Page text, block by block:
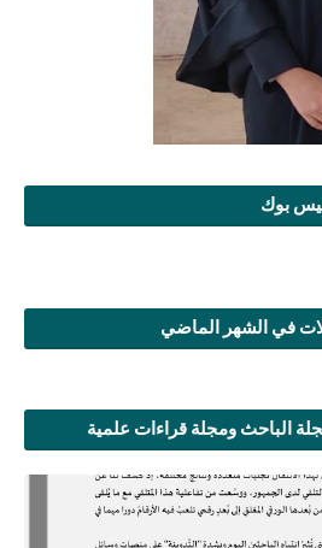
بوك
في الشهر الماضي
الباحث ومجلة قراءات علمية